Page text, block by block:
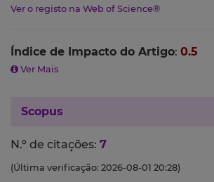
Ver o registo na Web of Science®
Índice de Impacto do Artigo: 0.5
Ver Mais
Scopus
N.º de citações: 7
(Última verificação: 2026-08-01 20:28)